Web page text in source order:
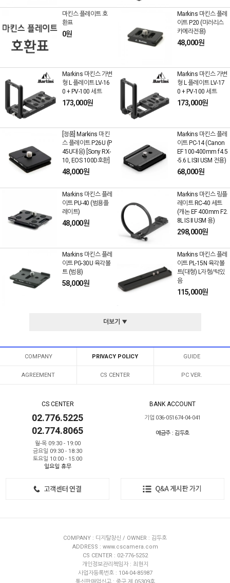
마킨스 플레이트 호
환표
0원
Markins 마킨스 플레
이트 P20 (미러리스
카메라전용)
48,000원
Markins 마킨스 가변
형 L 플레이트 LV-16
0 + PV-100 세트
173,000원
Markins 마킨스 가변
형 L 플레이트 LV-17
0 + PV-100 세트
173,000원
[정품] Markins 마킨
스 플레이트 P26U (P
45U대응) [Sony RX-
10, EOS 100D호환]
48,000원
Markins 마킨스 플레
이트 PC-14 (Canon
EF 100-400mm f4.5
-5.6 L ISII USM 전용)
68,000원
Markins 마킨스 플레
이트 PU-40 (범용플
레이트)
48,000원
Markins 마킨스 링플
레이트 RC-40 세트
(캐논 EF 400mm F2.
8L IS II USM 용)
298,000원
Markins 마킨스 플레
이트 PG-30U 육각볼
트 (범용)
58,000원
Markins 마킨스 플레
이트 PL-15N 육각볼
트(대형) L자형/턱있
음
115,000원
더보기 ▼
COMPANY PRIVACY POLICY GUIDE
AGREEMENT CS CENTER PC VER.
CS CENTER
02.776.5225
02.774.8065
월-목 09:30 - 19:00
금요일 09:30 - 18:30
토요일 10:00 - 15:00
일요일 휴무
BANK ACCOUNT
기업 036-051674-04-041
예금주 : 김두호
COMPANY : 디지탈창신 / OWNER : 김두호
ADDRESS : www.cscamera.com
CS CENTER : 02-776-5252
개인정보관리책임자 : 최현지
사업자등록번호 : 104-04-85987